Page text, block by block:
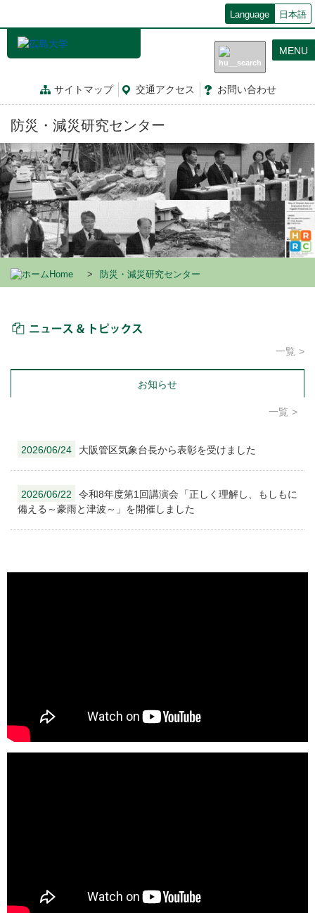
動
Language 日本語
サイトマップ 交通アクセス お問い合わせ
MENU
防災・減災研究センター
Home 防災・減災研究センター
一覧
お知らせ
一覧
2026/06/24 大阪管区気象台長から表彰を受けました
2026/06/22
令和8年度第1回講演会「正しく理解し、もしもに
備える～豪雨と津波～」を開催しました